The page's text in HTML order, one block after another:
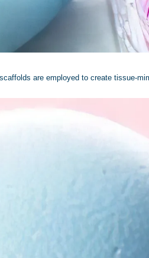
are employed to create tissue-